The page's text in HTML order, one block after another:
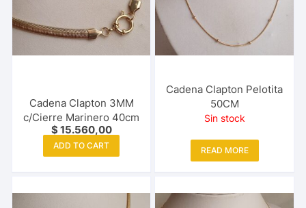
Cadena Clapton 3MM
c/Cierre Marinero 40cm
$15.560,00
ADD TO CART
Cadena Clapton Pelotita
50CM
Sin stock
READ MORE